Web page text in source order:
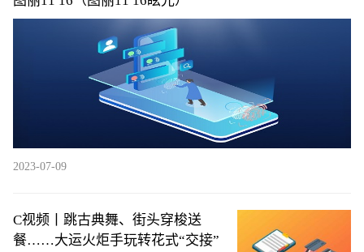
2023-07-09
C视频丨跳古典舞、街头穿梭送
餐……大运火炬手玩转花式“交接”